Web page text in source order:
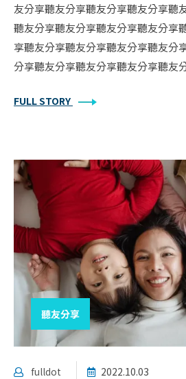
友分享聽友分享聽友分享聽友分享聽
聽友分享聽友分享聽友分享聽友分享
享聽友分享聽友分享聽友分享聽友分
分享聽友分享聽友分享聽友分享聽友
FULL STORY
聽友分享
fulldot 2022.10.03